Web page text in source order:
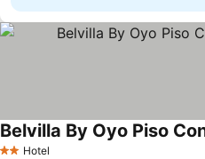
2 Estrelas
Hotel
Belvilla By Oyo Piso